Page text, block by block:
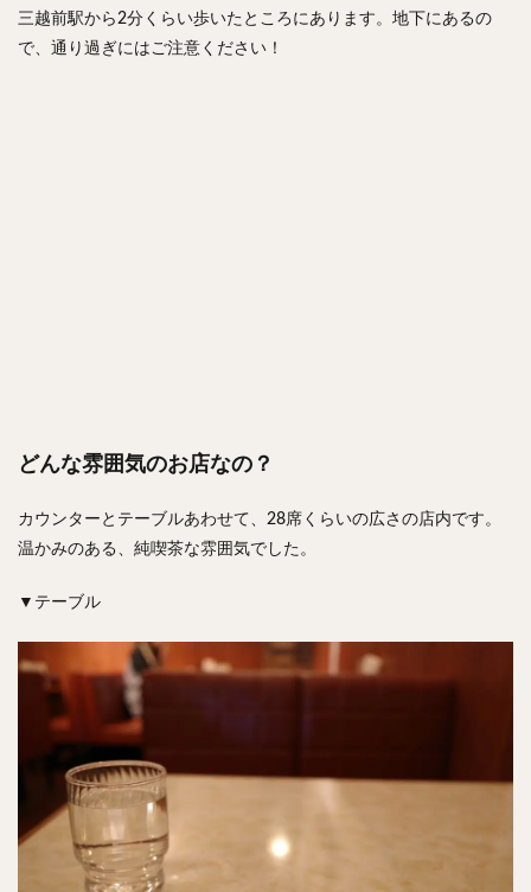
三越前駅から2分くらい歩いたところにあります。地下にあるの
で、通り過ぎにはご注意ください！
どんな雰囲気のお店なの？
カウンターとテーブルあわせて、28席くらいの広さの店内です。
温かみのある、純喫茶な雰囲気でした。
▼テーブル